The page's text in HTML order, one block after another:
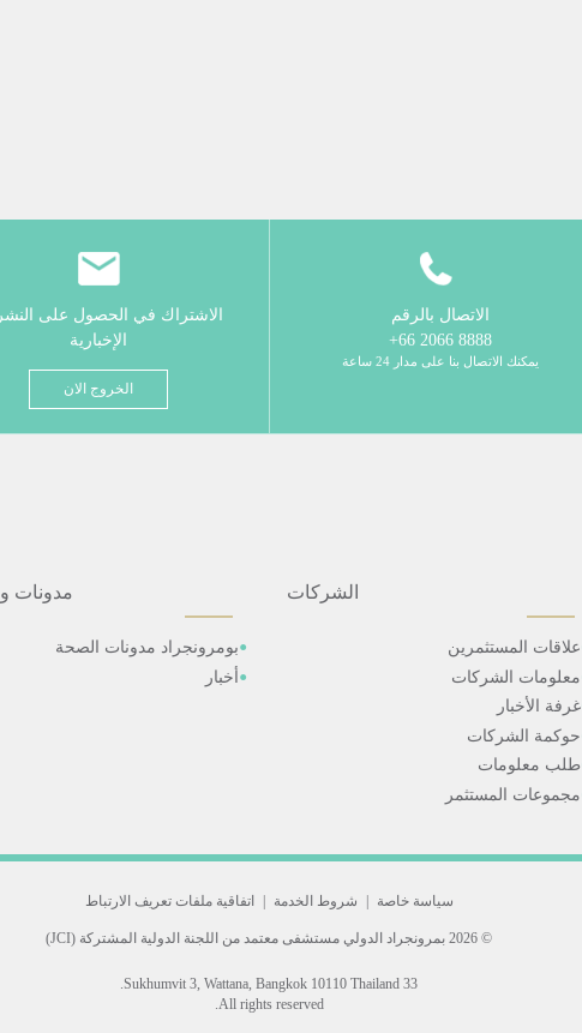
الاتصال بالرقم
8888 2066 66+
يمكنك الاتصال بنا على مدار 24 ساعة
الاشتراك في الحصول على
الإخبارية
الخروج الان
الشركات
علاقات المستثمرين
معلومات الشركات
غرفة الأخبار
حوكمة الشركات
طلب معلومات
مجموعات المستثمر
مدونات
بومرونجراد مدونات الصحة
أخبار
سياسة خاصة | شروط الخدمة | اتفاقية ملفات تعريف الارتباط
© 2026 بمرونجراد الدولي مستشفى معتمد من اللجنة الدولية المشتركة (JCI)
33 Sukhumvit 3, Wattana, Bangkok 10110 Thailand.
All rights reserved.